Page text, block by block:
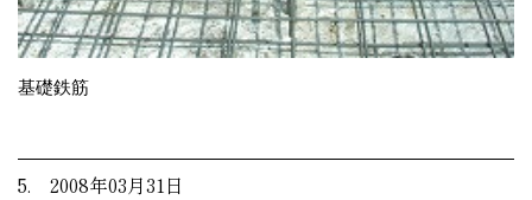
基礎鉄筋
5. 2008年03月31日